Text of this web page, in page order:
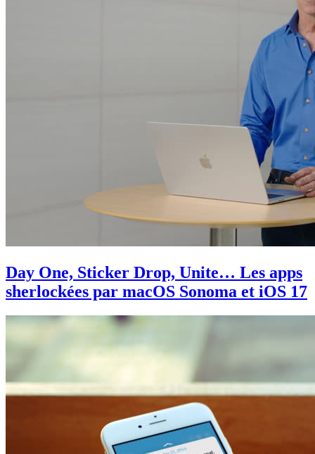
Day One, Sticker Drop, Unite… Les apps
sherlockées par macOS Sonoma et iOS 17